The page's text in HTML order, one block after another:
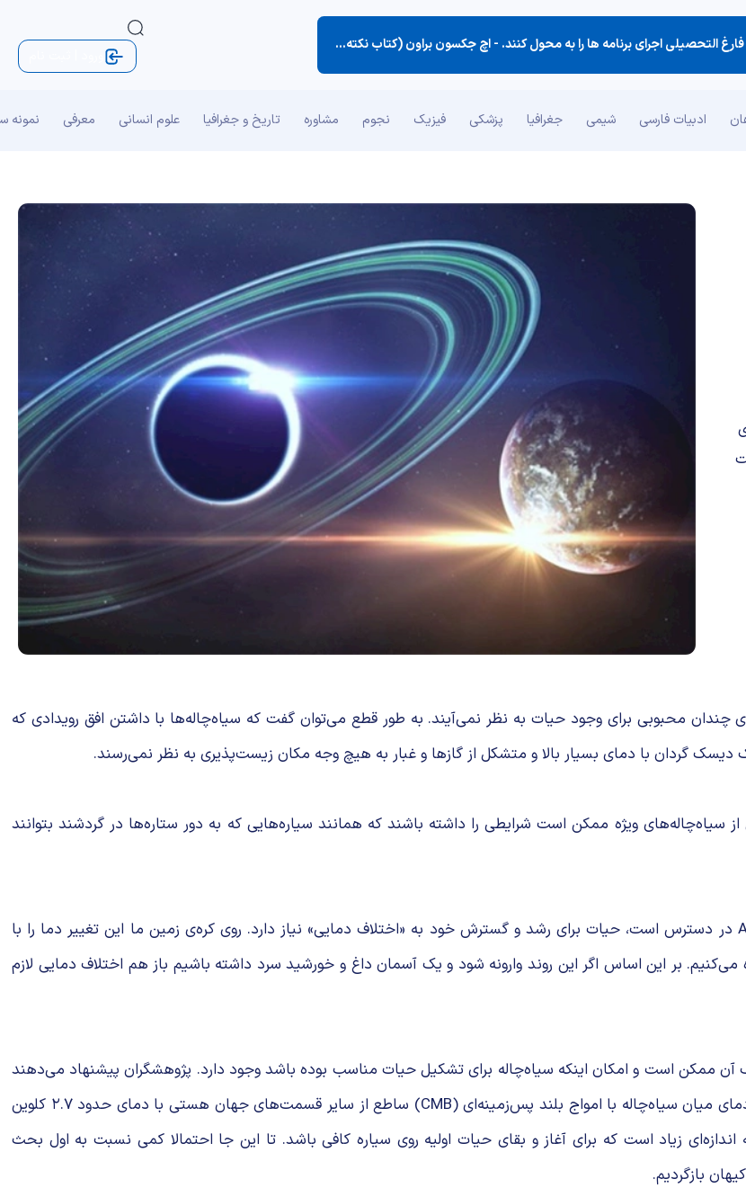
التحصیلی اجرای برنامه ها را به محول كنند. -اچ جکسون براون (کتاب نکته‌های کوچک زندگی)
ادبیات فارسی شیمی جغرافیا پزشکی فیزیک نجوم مشاوره تاریخ و جغرافیا علوم انسانی معرفی نمونه
چندان محبوبی برای وجود حیات به نظر نمی‌آیند. به طور قطع می‌توان گفت که سیاه‌چاله‌ها با داشتن افق رویدادی که
دیسک گردان با دمای بسیار بالا و متشکل از گازها و غبار به هیچ وجه مکان زیست‌پذیری به نظر نمی‌رسند.
از سیاه‌چاله‌های ویژه ممکن است شرایطی را داشته باشند که همانند سیاره‌هایی که به دور ستاره‌ها در گردشند بتوانند
بر پایه‌ی گزارش نیو ساینتیست، در مقاله‌ای که مقدمه‌ی آن در پایگاه Arxiv در دسترس است، حیات برای رشد و گسترش خود به «اختلاف دمایی» نیاز دارد. روی کره‌ی زمین ما این تغییر دما را با
بر این اساس اگر این روند وارونه شود و یک آسمان داغ و خورشید سرد داشته باشیم باز هم اختلاف دمایی لازم
ممکن است و امکان اینکه سیاه‌چاله برای تشکیل حیات مناسب بوده باشد وجود دارد. پژوهشگران پیشنهاد می‌دهند
که اگر سیاره‌ای در مدار چنین سیاه‌چاله‌ای قرار داشته باشد در اثر اختلاف دمای میان سیاه‌چاله با امواج‌ بلند پس‌زمینه‌ای (CMB) ساطع از سایر قسمت‌های جهان هستی با دمای حدود ۲.۷ کلوین
خواهد کرد. این توان به اندازه‌‌ای زیاد است که برای آغاز و بقای حیات اولیه روی سیاره کافی باشد. تا این جا احتمالا کمی نسبت به اول بحث
بازگردیم.